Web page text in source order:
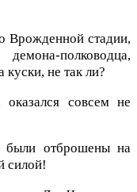
Врожденной стадии,
полководца,
куски, не так ли?
оказался совсем не
были отброшены на
силой!